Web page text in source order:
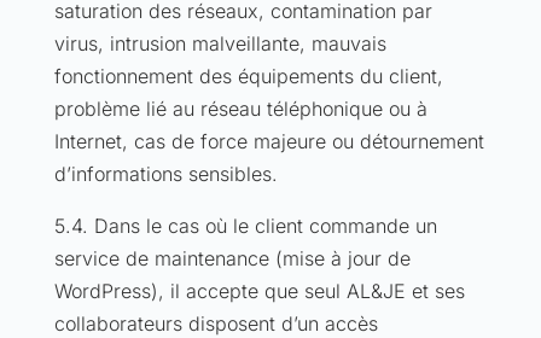
saturation des réseaux, contamination par
virus, intrusion malveillante, mauvais
fonctionnement des équipements du client,
problème lié au réseau téléphonique ou à
Internet, cas de force majeure ou détournement
d’informations sensibles.
5.4. Dans le cas où le client commande un
service de maintenance (mise à jour de
WordPress), il accepte que seul AL&JE et ses
collaborateurs disposent d’un accès